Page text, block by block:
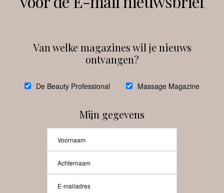
Instagram Facebook
debeautyprofessional
Van welke magazines wil je nieuws
ontvangen?
De Beauty Professional Massage Magazine
Mijn gegevens